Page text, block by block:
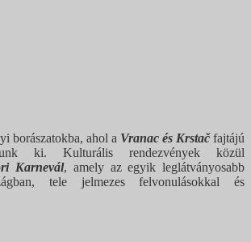
borászatokba, ahol a Vranac és Krstačfajtájú
ki. Kulturális rendezvények közül
Karnevál, amely az egyik leglátványosabb
tele jelmezes felvonulásokkal és